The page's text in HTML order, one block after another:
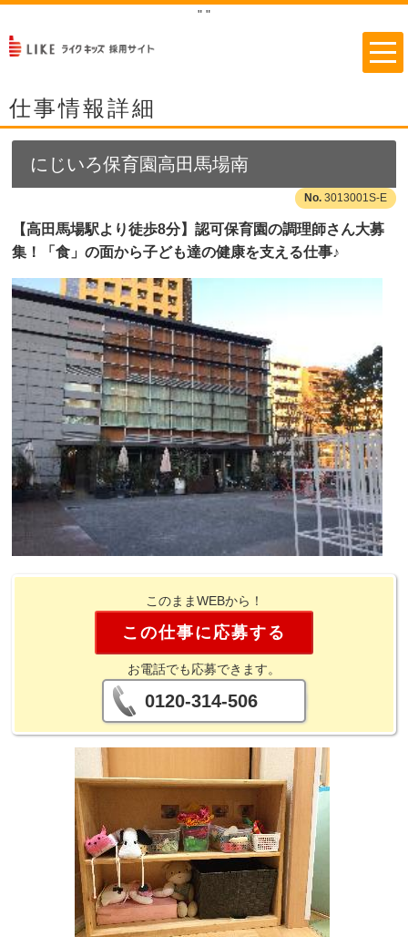
" "
仕事情報詳細
にじいろ保育園高田馬場南
3013001S-E
【高田馬場駅より徒歩8分】認可保育園の調理師さん大募
集！「食」の面から子ども達の健康を支える仕事♪
このままWEBから！
この仕事に応募する
お電話でも応募できます。
0120-314-506